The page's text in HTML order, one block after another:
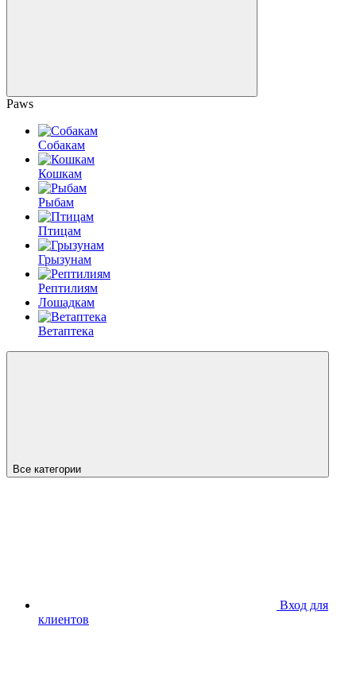
Paws
Собакам
Кошкам
Рыбам
Птицам
Грызунам
Рептилиям
Лошадкам
Ветаптека
Все категории
Вход для
клиентов